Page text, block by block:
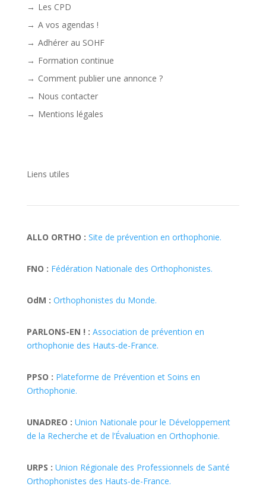
Les CPD
A vos agendas !
Adhérer au SOHF
Formation continue
Comment publier une annonce ?
Nous contacter
Mentions légales
Liens utiles
ALLO ORTHO : Site de prévention en orthophonie.
FNO : Fédération Nationale des Orthophonistes.
OdM : Orthophonistes du Monde.
PARLONS-EN ! : Association de prévention en
orthophonie des Hauts-de-France.
PPSO : Plateforme de Prévention et Soins en
Orthophonie.
UNADREO : Union Nationale pour le Développement
de la Recherche et de l’Évaluation en Orthophonie.
URPS : Union Régionale des Professionnels de Santé
Orthophonistes des Hauts-de-France.